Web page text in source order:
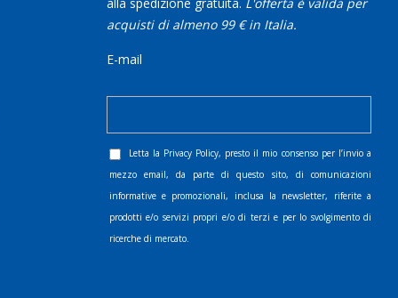
acquisti di almeno 99 € in Italia.
E-mail
Letta la Privacy Policy, presto il mio consenso per l’invio a
mezzo email, da parte di questo sito, di comunicazioni
informative e promozionali, inclusa la newsletter, riferite a
prodotti e/o servizi propri e/o di terzi e per lo svolgimento di
ricerche di mercato.